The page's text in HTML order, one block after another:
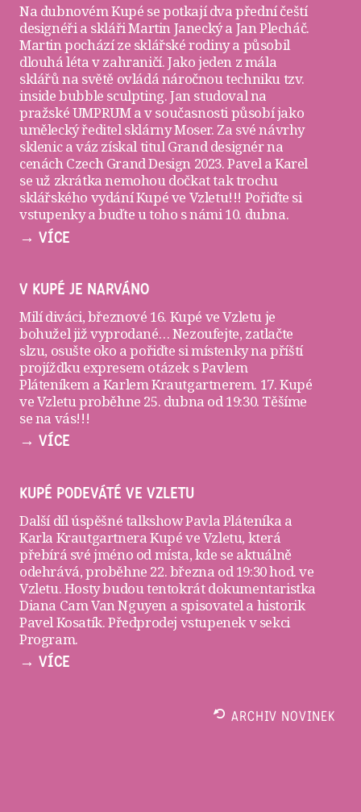
Na dubnovém Kupé se potkají dva přední čeští
designéři a sklářiMartin Janeckýa Jan Plecháč.
Martin pochází ze sklářské rodiny a působil
dlouhá léta v zahraničí. Jako jeden z mála
sklářů na světě ovládá náročnou techniku tzv.
inside bubble sculpting. Jan studoval na
pražské UMPRUM a v současnosti působí jako
umělecký ředitel sklárny Moser. Za své návrhy
sklenic a váz získal titul Grand designér na
cenách Czech Grand Design 2023. Pavel a Karel
se už zkrátka nemohou dočkat tak trochu
sklářského vydání Kupé ve Vzletu!!! Pořiďte si
vstupenkya buďte u toho s námi 10. dubna.
→ VÍCE
V KUPÉ JE NARVÁNO
Milí diváci, březnové 16. Kupé ve Vzletu je
bohužel již vyprodané… Nezoufejte, zatlačte
slzu, osušte oko a pořiďte simístenkyna příští
projížďku expresem otázek s Pavlem
Pláteníkem a Karlem Krautgartnerem. 17. Kupé
ve Vzletu proběhne 25. dubna od 19:30. Těšíme
se na vás!!!
→ VÍCE
KUPÉ PODEVÁTÉ VE VZLETU
Další díl úspěšné talkshow Pavla Pláteníka a
Karla KrautgartneraKupé ve Vzletu, která
přebírá své jméno od místa, kde se aktuálně
odehrává, proběhne 22. března od 19:30 hod. ve
Vzletu. Hosty budou tentokrát dokumentaristka
Diana Cam Van Nguyen a spisovatel a historik
Pavel Kosatík. Předprodej vstupenek v sekci
Program.
→ VÍCE
ARCHIV NOVINEK